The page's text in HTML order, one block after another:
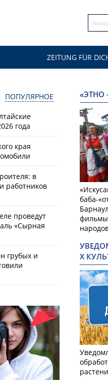
ZEITUNG FÜR
ПОПУЛЯРНОЕ
года
края
в
работников
проведут
«Сырная
грубых и
«ЭТНО
баба-
фильмы
Х